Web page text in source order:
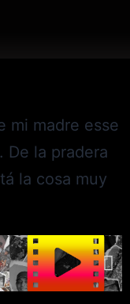
mi madre esse
De la pradera
la cosa muy